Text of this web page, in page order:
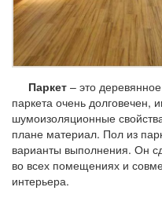
Паркет – это
паркета очень долговечен,
шумоизоляционные
плане материал. Пол из
варианты выполнения. Он
во всех помещениях и
интерьера.